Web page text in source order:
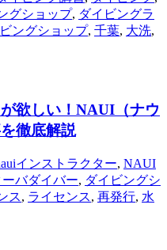
グショップ, ダイビングラ
ングショップ, 千葉, 大洗,
欲しい！NAUI（ナウ
徹底解説
インストラクター, NAUI
ーバダイバー, ダイビングシ
ス, ライセンス, 再発行, 水